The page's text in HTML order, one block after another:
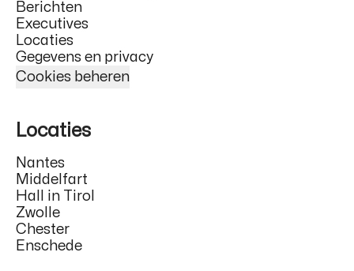
Berichten
Executives
Locaties
Gegevens en privacy
Cookies beheren
Locaties
Nantes
Middelfart
Hall in Tirol
Zwolle
Chester
Enschede